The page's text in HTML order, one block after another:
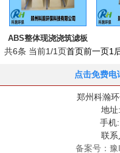
ABS整体现浇浇筑滤板
共6条 当前1/1页首页前一页1
点击免费
郑州科瀚
地址
手机
联
备案号：